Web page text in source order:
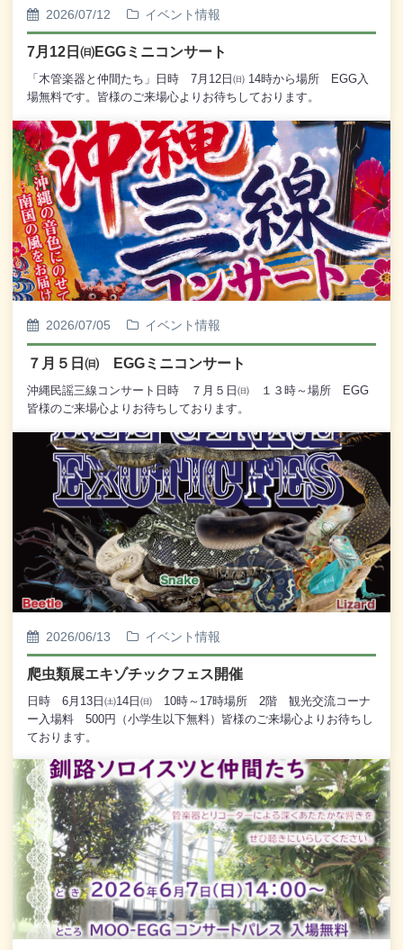
2026/07/12 イベント情報
7月12日㈰EGGミニコンサート
「木管楽器と仲間たち」日時 7月12日㈰ 14時から場所 EGG入
場無料です。皆様のご来場心よりお待ちしております。
2026/07/05 イベント情報
７月５日㈰ EGGミニコンサート
沖縄民謡三線コンサート日時 ７月５日㈰ １３時～場所 EGG
皆様のご来場心よりお待ちしております。
2026/06/13 イベント情報
爬虫類展エキゾチックフェス開催
日時 6月13日㈯14日㈰ 10時～17時場所 2階 観光交流コーナ
ー入場料 500円（小学生以下無料）皆様のご来場心よりお待ちし
ております。